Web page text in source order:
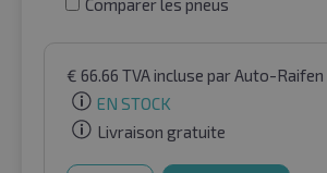
Comparer les pneus
€ 66.66 TVA incluse par Auto-Raifen
EN STOCK
Livraison gratuite